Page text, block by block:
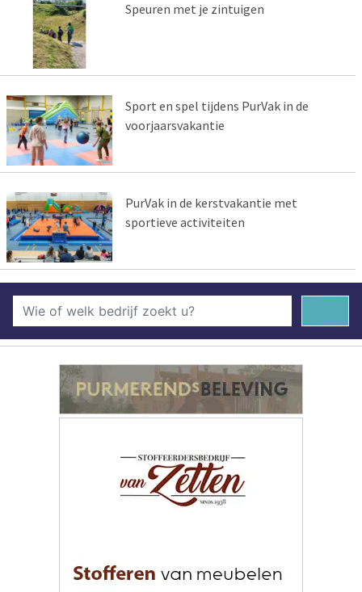
Speuren met je zintuigen
Sport en spel tijdens PurVak in de
voorjaarsvakantie
PurVak in de kerstvakantie met
sportieve activiteiten